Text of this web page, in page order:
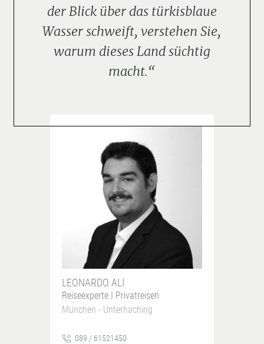
LEONARDO ALI
Reiseexperte I Privatreisen
München - Unterhaching
089 / 61521450
der Blick über das türkisblaue
Wasser schweift, verstehen Sie,
warum dieses Land süchtig
macht.“